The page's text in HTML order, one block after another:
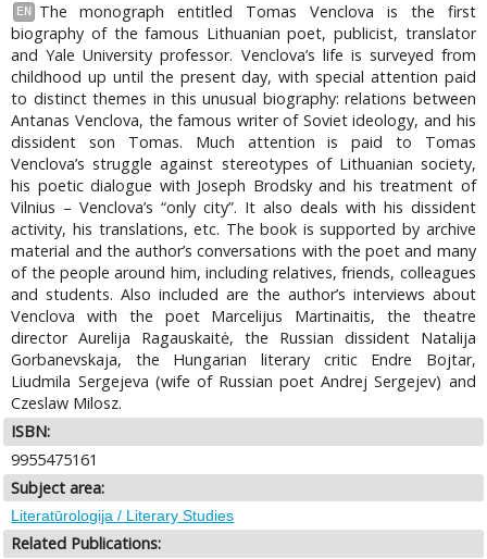
EN
The monograph entitled Tomas Venclova is the first
biography of the famous Lithuanian poet, publicist, translator
and Yale University professor. Venclova’s life is surveyed from
childhood up until the present day, with special attention paid
to distinct themes in this unusual biography: relations between
Antanas Venclova, the famous writer of Soviet ideology, and his
dissident son Tomas. Much attention is paid to Tomas
Venclova’s struggle against stereotypes of Lithuanian society,
his poetic dialogue with Joseph Brodsky and his treatment of
Vilnius – Venclova’s “only city”. It also deals with his dissident
activity, his translations, etc. The book is supported by archive
material and the author’s conversations with the poet and many
of the people around him, including relatives, friends, colleagues
and students. Also included are the author’s interviews about
Venclova with the poet Marcelijus Martinaitis, the theatre
director Aurelija Ragauskaitė, the Russian dissident Natalija
Gorbanevskaja, the Hungarian literary critic Endre Bojtar,
Liudmila Sergejeva (wife of Russian poet Andrej Sergejev) and
Czeslaw Milosz.
ISBN:
9955475161
Subject area:
Literatūrologija / Literary Studies
Related Publications: